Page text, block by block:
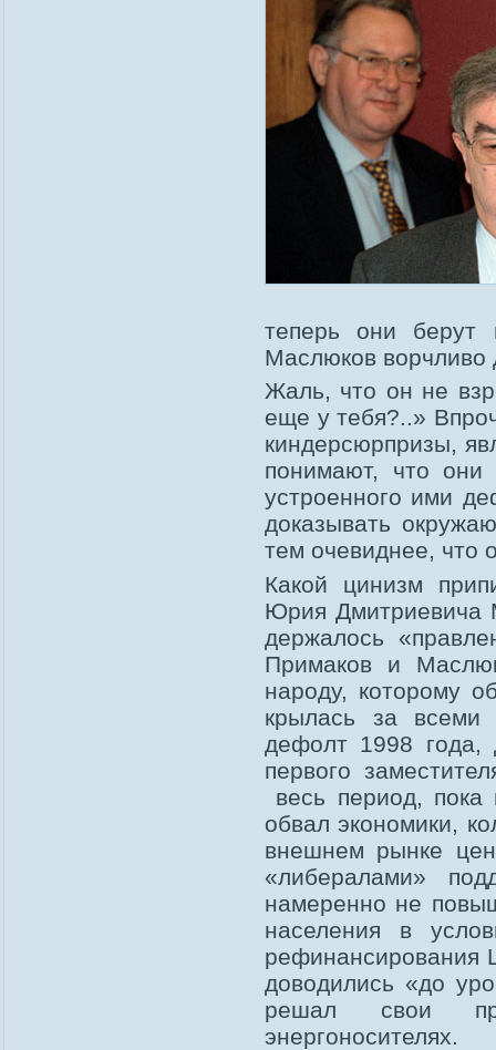
теперь они берут
Маслюков ворчливо
Жаль, что он не
еще у тебя?..»
киндерсюрпризы,
понимают, что
устроенного ими
доказывать
тем очевиднее, что
Какой цинизм
Юрия Дмитриевича
держалось
Примаков и
народу, которому
крылась за
дефолт 1998 года,
первого
весь период,
обвал экономики,
внешнем рынке
«либералами»
намеренно не
населения в
рефинансирования
доводились «до
решал свои
энергоносителях.